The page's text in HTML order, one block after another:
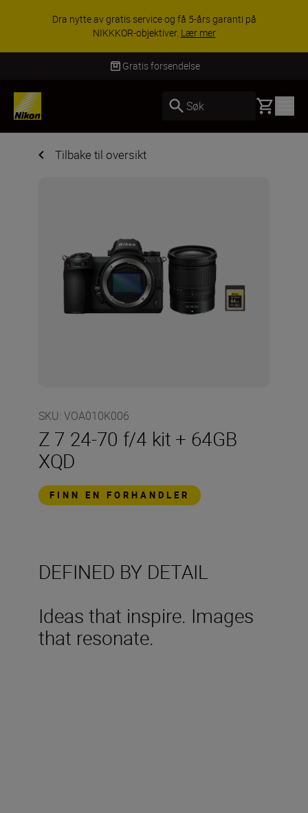
Dra nytte av gratis service og få 5-års garanti på
NIKKKOR-objektiver. Lær mer
Gratis forsendelse
Søk Basket
Tilbake til oversikt
SKU: VOA010K006
Z 7 24-70 f/4 kit + 64GB
XQD
FINN EN FORHANDLER
DEFINED BY DETAIL
Ideas that inspire. Images
that resonate.